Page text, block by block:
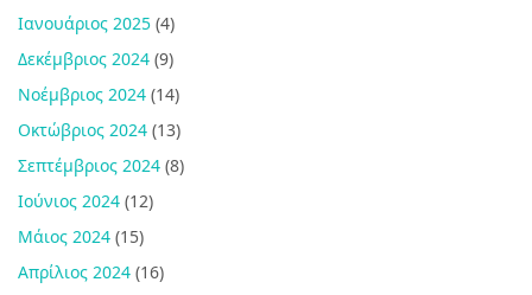
Ιανουάριος 2025 (4)
Δεκέμβριος 2024 (9)
Νοέμβριος 2024 (14)
Οκτώβριος 2024 (13)
Σεπτέμβριος 2024 (8)
Ιούνιος 2024 (12)
Μάιος 2024 (15)
Απρίλιος 2024 (16)